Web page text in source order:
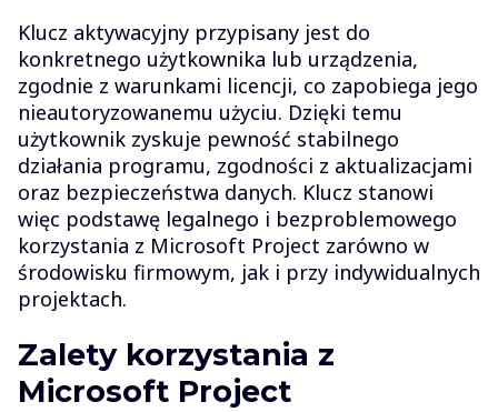
Klucz aktywacyjny przypisany jest do
konkretnego użytkownika lub urządzenia,
zgodnie z warunkami licencji, co zapobiega jego
nieautoryzowanemu użyciu. Dzięki temu
użytkownik zyskuje pewność stabilnego
działania programu, zgodności z aktualizacjami
oraz bezpieczeństwa danych. Klucz stanowi
więc podstawę legalnego i bezproblemowego
korzystania z Microsoft Project zarówno w
środowisku firmowym, jak i przy indywidualnych
projektach.
Zalety korzystania z
Microsoft Project